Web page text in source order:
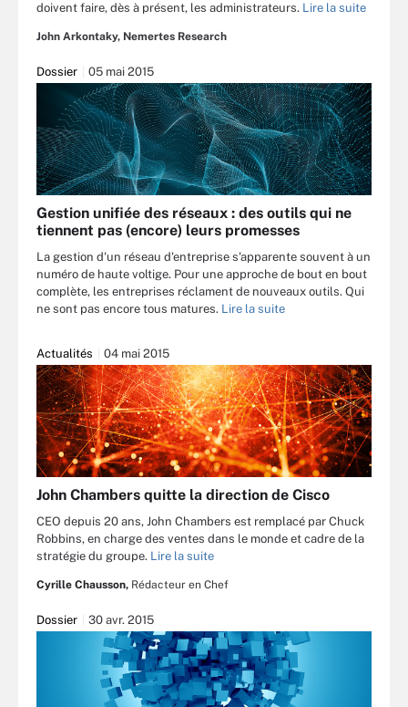
doivent faire, dès à présent, les administrateurs. Lire la suite
John Arkontaky, Nemertes Research
Dossier 05 mai 2015
Gestion unifiée des réseaux : des outils qui ne
tiennent pas (encore) leurs promesses
La gestion d'un réseau d'entreprise s'apparente souvent à un
numéro de haute voltige. Pour une approche de bout en bout
complète, les entreprises réclament de nouveaux outils. Qui
ne sont pas encore tous matures. Lire la suite
Actualités 04 mai 2015
John Chambers quitte la direction de Cisco
CEO depuis 20 ans, John Chambers est remplacé par Chuck
Robbins, en charge des ventes dans le monde et cadre de la
stratégie du groupe. Lire la suite
Cyrille Chausson, Rédacteur en Chef
Dossier 30 avr. 2015